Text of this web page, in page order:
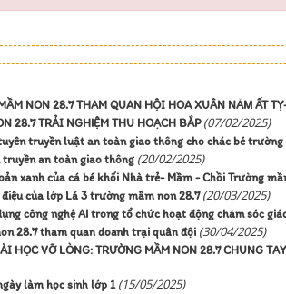
NON 28.7 THAM QUAN HỘI HOA XUÂN NĂM ẤT
28.7 TRẢI NGHIỆM THU HOẠCH BẮP (07/02/2025)
truyền luật an toàn giao thông cho chác bé trường
truyền an toàn giao thông (20/02/2025)
xanh của cá bé khối Nhà trẻ- Mầm - Chồi Trường
của lớp Lá 3 trường mầm non 28.7 (20/03/2025)
công nghệ AI trong tổ chức hoạt động chăm sóc
28.7 tham quan doanh trại quân đội (30/04/2025)
HỌC VỠ LÒNG: TRƯỜNG MẦM NON 28.7 CHUNG
làm học sinh lớp 1 (15/05/2025)